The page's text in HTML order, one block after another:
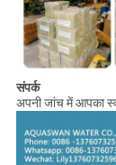
संपर्क
अपनी जांच में आपका